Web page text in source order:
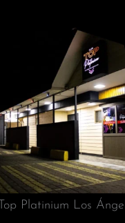
Top Platinium Los